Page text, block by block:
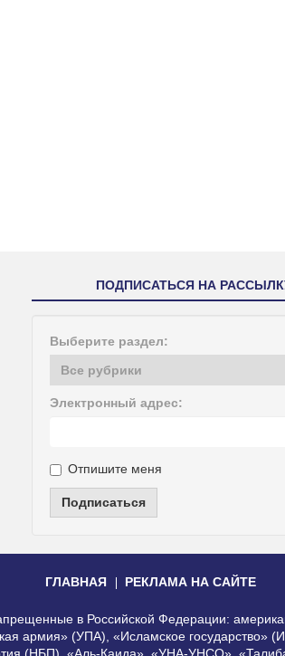
ПОДПИСАТЬСЯ НА
Выберите раздел:
Электронный адрес:
Отпишите меня
Подписаться
ГЛАВНАЯ РЕКЛАМА НА САЙТЕ
в Российской Федерации:
армия» (УПА), «Исламское
(НБП), «Аль-Каида», «УНА-УНСО»,